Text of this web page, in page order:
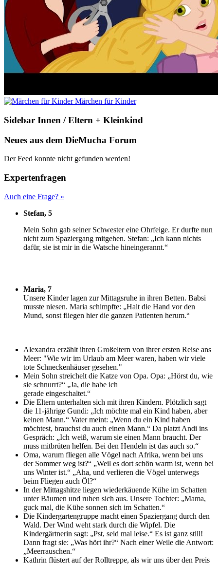
Märchen für Kinder
Sidebar Innen / Eltern + Kleinkind
Neues aus dem DieMucha Forum
Der Feed konnte nicht gefunden werden!
Expertenfragen
Auch eine Frage? »
Stefan, 5
Mein Sohn gab seiner Schwester eine Ohrfeige. Er durfte nun
nicht zum Spaziergang mitgehen. Stefan: „Ich kann nichts
dafür, sie ist mir in die Watsche hineingerannt.“
Maria, 7
Unsere Kinder lagen zur Mittagsruhe in ihren Betten. Babsi
musste niesen. Maria schimpfte: „Halt die Hand vor den
Mund, sonst fliegen hier die ganzen Patienten herum.“
Alexandra erzählt ihren Großeltern von ihrer ersten Reise ans
Meer: "Wie wir im Urlaub am Meer waren, haben wir viele
tote Schneckenhäuser gesehen."
Mein Sohn streichelt die Katze von Opa. Opa: „Hörst du, wie
sie schnurrt?“ „Ja, die habe ich
gerade eingeschaltet.“
Die Eltern unterhalten sich mit ihren Kindern. Plötzlich sagt
die 11-jährige Gundi: „Ich möchte mal ein Kind haben, aber
keinen Mann.“ Vater meint: „Wenn du ein Kind haben
möchtest, brauchst du auch einen Mann.“ Da platzt Andi ins
Gespräch: „Ich weiß, warum sie einen Mann braucht. Der
muss mitbrüten helfen. Bei den Hendeln ist das auch so.“
Oma, warum fliegen alle Vögel nach Afrika, wenn bei uns
der Sommer weg ist?“ „Weil es dort schön warm ist, wenn bei
uns Winter ist.“ „Aha, und verlieren die Vögel unterwegs
beim Fliegen auch Öl?“
In der Mittagshitze liegen wiederkäuende Kühe im Schatten
unter Bäumen und ruhen sich aus. Unsere Tochter: „Mama,
guck mal, die Kühe sonnen sich im Schatten.“
Die Kindergartengruppe macht einen Spaziergang durch den
Wald. Der Wind weht stark durch die Wipfel. Die
Kindergärtnerin sagt: „Pst, seid mal leise.“ Es ist ganz still!
Dann fragt sie: „Was hört ihr?“ Nach einer Weile die Antwort:
„Meerrauschen.“
Kathrin flüstert auf der Rolltreppe, als wir uns über den Preis